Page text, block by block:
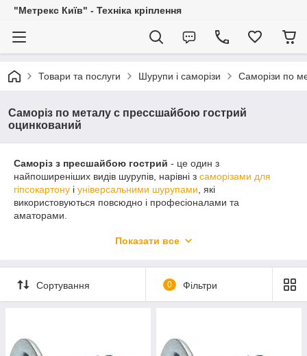
"Метрекс Київ" - Техніка кріплення
Товари та послуги Шурупи і саморізи Саморізи по
Саморіз по металу c прессшайбою гострий
оцинкований
Саморіз з пресшайбою гострий - це один з
найпоширеніших видів шурупів, нарівні з саморізами для
гіпсокартону і універсальними шурупами , які
використовуються повсюдно і професіоналами та
аматорами.
півсфери з шайбою одним цілим, що дозволяє закріпити
Ними з легкістю можна кріпити об'єкти до таких підстав,
наприклад, як пластик або дерево різні листові метали -
Якщо вам необхідно просвердлити метал з товщиною сталі
до 0.9 мм
, то саморіза з гострим наконечником вам цілком
Показати все
Сортування 0 Фільтри